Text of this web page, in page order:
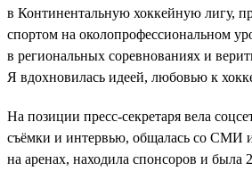
в Континентальную хоккейную лигу,
спортом на околопрофессиональном
в региональных соревнованиях и
Я вдохновилась идеей, любовью к
На позиции пресс-секретаря вела
съёмки и интервью, общалась со СМИ
на аренах, находила спонсоров и была